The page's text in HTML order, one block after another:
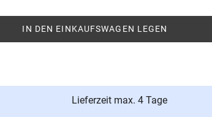
IN DEN EINKAUFSWAGEN LEGEN
Lieferzeit max. 4 Tage